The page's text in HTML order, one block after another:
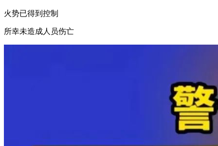
火势已得到控制
所幸未造成人员伤亡